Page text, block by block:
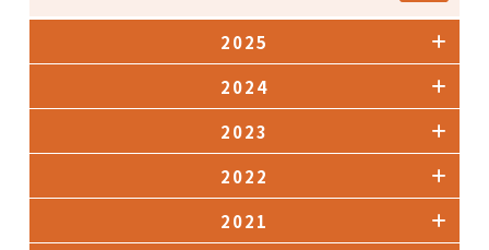
2025
2024
2023
2022
2021